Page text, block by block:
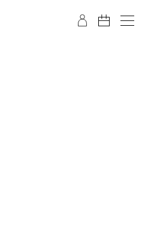
Zum Footer springen